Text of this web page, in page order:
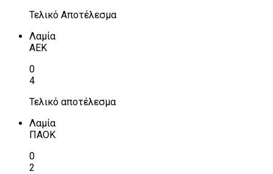
Τελικό Αποτέλεσμα
Λαμία
ΑΕΚ
0
4
Τελικό αποτέλεσμα
Λαμία
ΠΑΟΚ
0
2